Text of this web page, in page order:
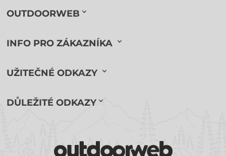
OUTDOORWEB
INFO PRO ZÁKAZNÍKA
UŽITEČNÉ ODKAZY
DŮLEŽITÉ ODKAZY